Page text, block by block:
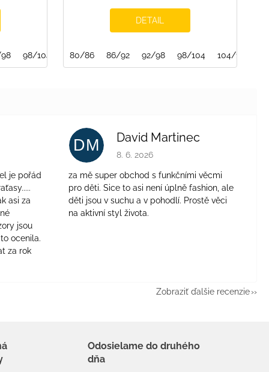
140/146 146/152
98/104 104/110 110/116 116/122 140/146 146/152
DETAIL
80/86 86/92 92/98 98/104 104/110
je 4 z 5 hviezdičiek.
je pořád
asi za
jsou
ocenila.
za rok
DM David Martinec
Hodnotenie obchodu je 5 z 5
8. 6. 2026
za mě super obchod s funkčními věcmi
pro děti. Sice to asi není úplně fashion, ale
děti jsou v suchu a v pohodlí. Prostě věci
na aktivní styl života.
Zobraziť ďalšie recenzie
Odosielame do druhého
dňa